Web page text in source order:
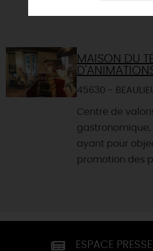
MAISON DU
45630 -
Centre de
gastronomique,
ayant pour
promotion des
ESPACE PRESSE